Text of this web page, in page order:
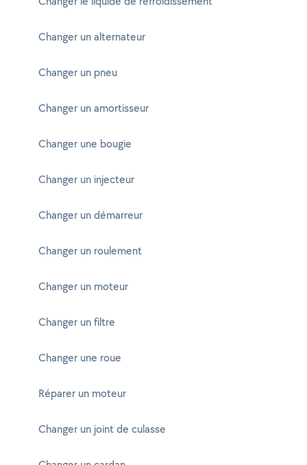
Changer un alternateur
Changer un pneu
Changer un amortisseur
Changer une bougie
Changer un injecteur
Changer un démarreur
Changer un roulement
Changer un moteur
Changer un filtre
Changer une roue
Réparer un moteur
Changer un joint de culasse